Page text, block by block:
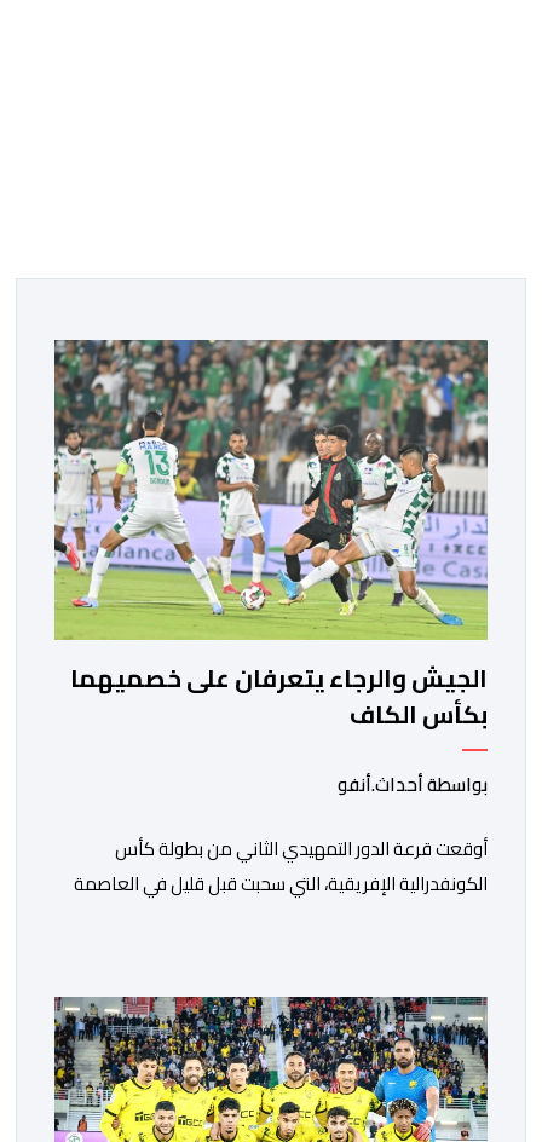
الجيش والرجاء يتعرفان على خصميهما
بكأس الكاف
بواسطة أحداث.أنفو
أوقعت قرعة الدور التمهيدي الثاني من بطولة كأس
الكونفدرالية الإفريقية، التي سحبت قبل قليل في العاصمة
ووسط القارة. ​وسيكون نادي الرجاء الرياضي على موعد مع
مواجهة المتأهل من المباراة التي تجمع بين إيل كانيمي
واريورز النيجيري ونادي أوديب ممثل […]